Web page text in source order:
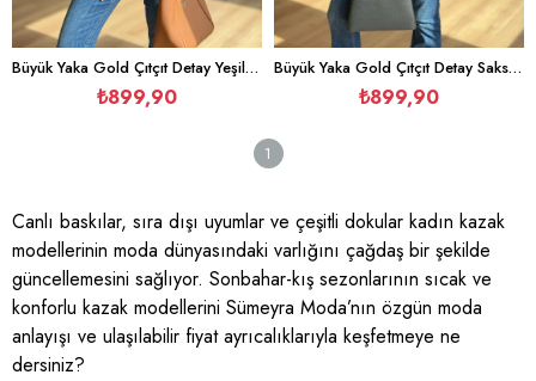
Büyük Yaka Gold Çıtçıt Detay Yeşil Kazak
₺899,90
Büyük Yaka Gold Çıtçıt Detay Saks Kazak
₺899,90
1
Canlı baskılar, sıra dışı uyumlar ve çeşitli dokular kadın kazak
modellerinin moda dünyasındaki varlığını çağdaş bir şekilde
güncellemesini sağlıyor. Sonbahar-kış sezonlarının sıcak ve
konforlu kazak modellerini Sümeyra Moda’nın özgün moda
anlayışı ve ulaşılabilir fiyat ayrıcalıklarıyla keşfetmeye ne
dersiniz?